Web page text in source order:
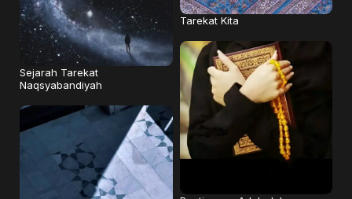
Sejarah Tarekat
Naqsyabandiyah
Tarekat Kita